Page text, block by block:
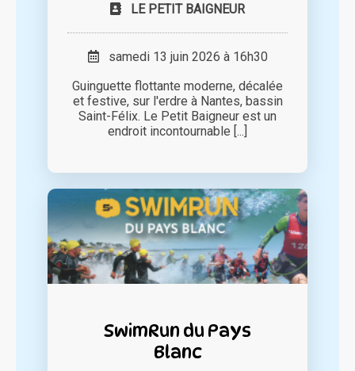
LE PETIT BAIGNEUR
samedi 13 juin 2026 à 16h30
Guinguette flottante moderne, décalée
et festive, sur l'erdre à Nantes, bassin
Saint-Félix. Le Petit Baigneur est un
endroit incontournable [...]
SwimRun du Pays
Blanc